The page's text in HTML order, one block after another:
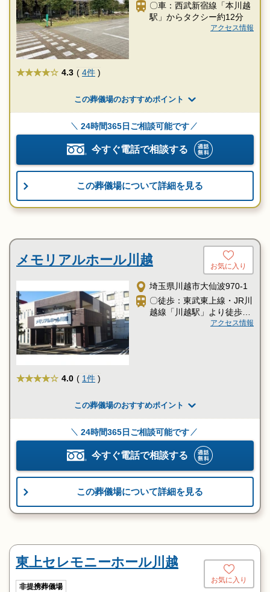
〇車：西武新宿線「本川越
駅」からタクシー約12分
アクセス情報
★★★★ 4.3 ( 4件 )
この葬儀場のおすすめポイント
24時間365日ご相談可能です
今すぐ電話で相談する
この葬儀場について詳細を見る
メモリアルホール川越 お気に入り
埼玉県川越市大仙波970-1
〇徒歩：東武東上線・JR川
越線「川越駅」より徒歩20
アクセス情報
★★★★ 4.0 ( 1件 )
この葬儀場のおすすめポイント
24時間365日ご相談可能です
今すぐ電話で相談する
この葬儀場について詳細を見る
東上セレモニーホール川越
非提携葬儀場
お気に入り